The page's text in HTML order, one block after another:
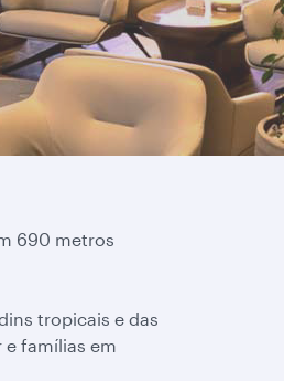
690 metros
tropicais e das
famílias em